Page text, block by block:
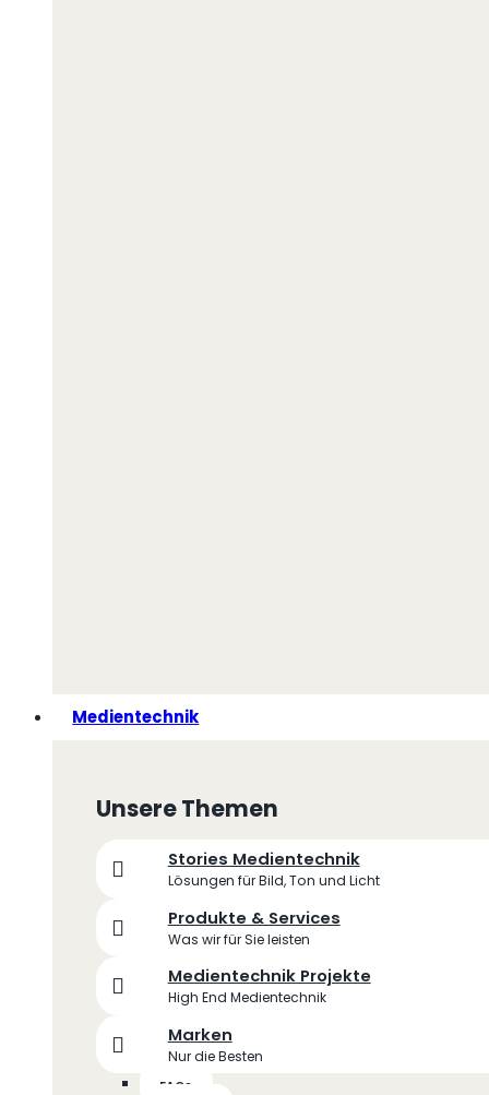
Medientechnik
Unsere Themen
Stories Medientechnik
Lösungen für Bild, Ton und Licht
Produkte & Services
Was wir für Sie leisten
Medientechnik Projekte
High End Medientechnik
Marken
Nur die Besten
FAQs